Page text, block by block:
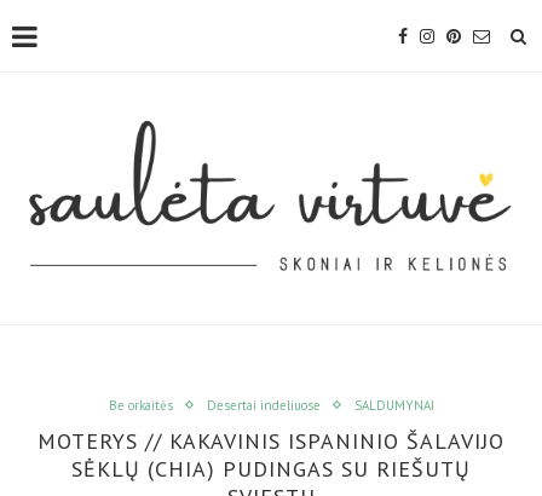
Be orkaitės Desertai indeliuose SALDUMYNAI
MOTERYS // KAKAVINIS ISPANINIO ŠALAVIJO
SĖKLŲ (CHIA) PUDINGAS SU RIEŠUTŲ